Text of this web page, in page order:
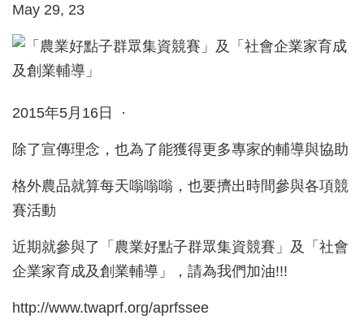
May 29, 23
2015年5月16日 ·
除了宣傳理念，也為了能獲得更多專家的輔導與協助
格外農品就算每天嗡嗡嗡，也要擠出時間參與各項競
賽活動
近期就參與了「農業好點子群眾集資競賽」及「社會
企業家育成及創業輔導」，請為我們加油!!!
http://www.twaprf.org/aprfssee